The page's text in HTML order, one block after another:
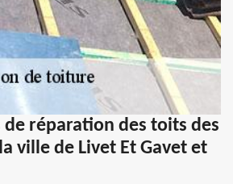
de réparation des toits des
ville de Livet Et Gavet et